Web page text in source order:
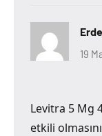
19
Levitra 5 Mg
etkili